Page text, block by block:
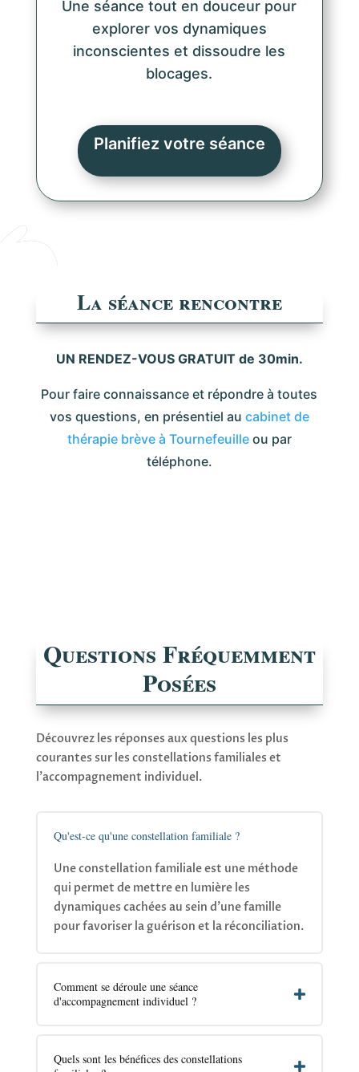
Une séance tout en douceur pour
explorer vos dynamiques
inconscientes et dissoudre les
blocages.
Planifiez votre séance
La séance rencontre
UN RENDEZ-VOUS GRATUIT de 30min.
Pour faire connaissance et répondre à toutes
vos questions, en présentiel au cabinet de
thérapie brève à Tournefeuilleou par
téléphone.
Questions Fréquemment
Posées
Découvrez les réponses aux questions les plus
courantes sur les constellations familiales et
l'accompagnement individuel.
Qu'est-ce qu'une constellation familiale ?
Une constellation familiale est une méthode
qui permet de mettre en lumière les
dynamiques cachées au sein d'une famille
pour favoriser la guérison et la réconciliation.
Comment se déroule une séance
d'accompagnement individuel ?
Quels sont les bénéfices des constellations